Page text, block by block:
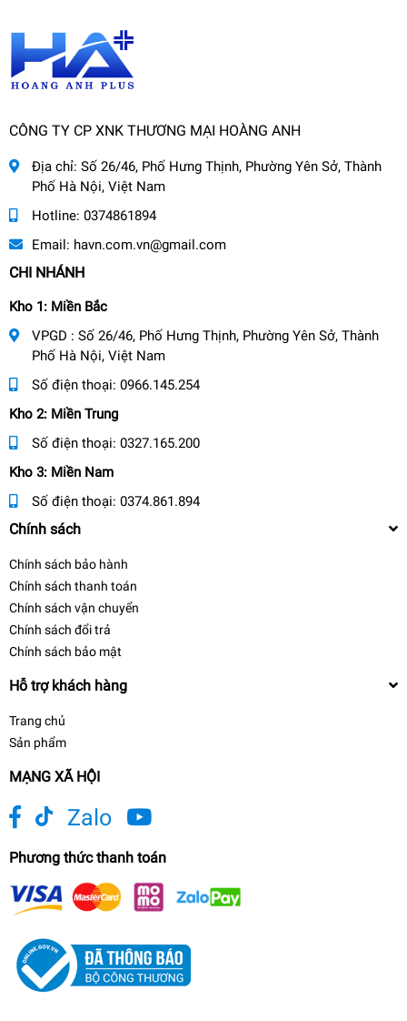
CÔNG TY CP XNK THƯƠNG MẠI HOÀNG ANH
Địa chỉ: Số 26/46, Phố Hưng Thịnh, Phường Yên Sở, Thành
Phố Hà Nội, Việt Nam
Hotline: 0374861894
Email: havn.com.vn@gmail.com
CHI NHÁNH
Kho 1: Miền Bắc
VPGD : Số 26/46, Phố Hưng Thịnh, Phường Yên Sở, Thành
Phố Hà Nội, Việt Nam
Số điện thoại: 0966.145.254
Kho 2: Miền Trung
Số điện thoại: 0327.165.200
Kho 3: Miền Nam
Số điện thoại: 0374.861.894
Chính sách
Chính sách bảo hành
Chính sách thanh toán
Chính sách vận chuyển
Chính sách đổi trả
Chính sách bảo mật
Hỗ trợ khách hàng
Trang chủ
Sản phẩm
MẠNG XÃ HỘI
Zalo
Phương thức thanh toán